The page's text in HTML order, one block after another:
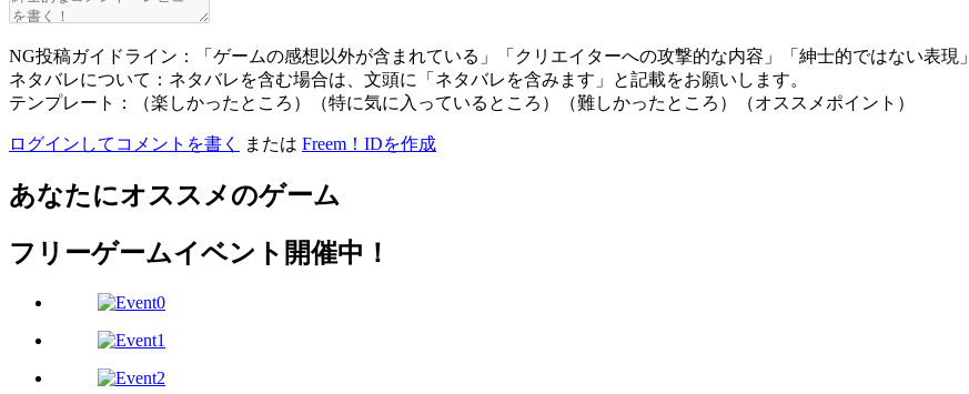
NG投稿ガイドライン：「ゲームの感想以外が含まれている」「クリエイターへの攻撃的な内容」「紳士的ではない表現」
ネタバレについて：ネタバレを含む場合は、文頭に「ネタバレを含みます」と記載をお願いします。
テンプレート：（楽しかったところ）（特に気に入っているところ）（難しかったところ）（オススメポイント）
ログインしてコメントを書く または Freem！IDを作成
あなたにオススメのゲーム
フリーゲームイベント開催中！